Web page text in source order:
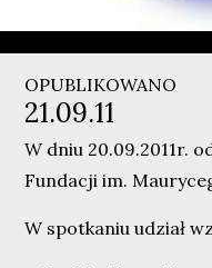
OPUBLIKOWANO
21.09.11
W dniu 20.09.2011r.
Fundacji im.
W spotkaniu udział